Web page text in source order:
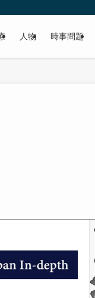
人物 時事問題